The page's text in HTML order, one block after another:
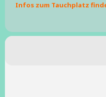
Infos zum Tauchplatz